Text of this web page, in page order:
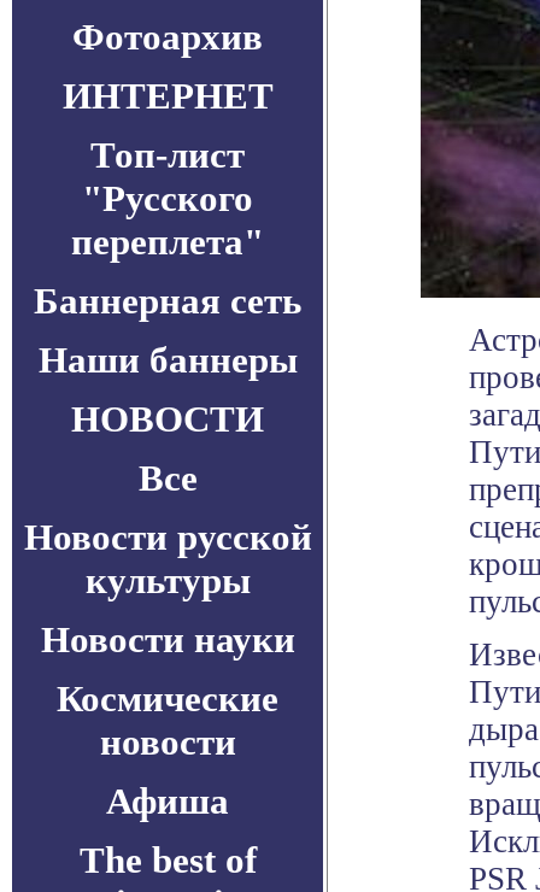
Фотоархив
ИНТЕРНЕТ
Топ-лист
"Русского
переплета"
Баннерная сеть
Наши баннеры
НОВОСТИ
Все
Новости русской
культуры
Новости науки
Космические
новости
Афиша
The best of
PSR